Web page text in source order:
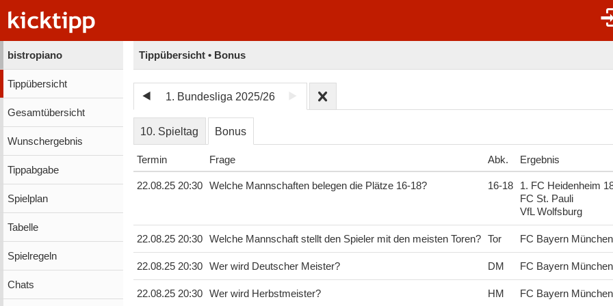
bistropiano
Tippübersicht
Gesamtübersicht
Wunschergebnis
Tippabgabe
Spielplan
Tabelle
Spielregeln
Chats
Tippübersicht • Bonus
1. Bundesliga 2025/26
10. Spieltag Bonus
Termin Frage Abk. Ergebnis
22.08.25 20:30 Welche Mannschaften belegen die Plätze 16-18? 16-18
1. FC Heidenheim
FC St. Pauli
VfL Wolfsburg
22.08.25 20:30 Welche Mannschaft stellt den Spieler mit den meisten Toren? Tor FC Bayern München
22.08.25 20:30 Wer wird Deutscher Meister? DM FC Bayern München
22.08.25 20:30 Wer wird Herbstmeister? HM FC Bayern München